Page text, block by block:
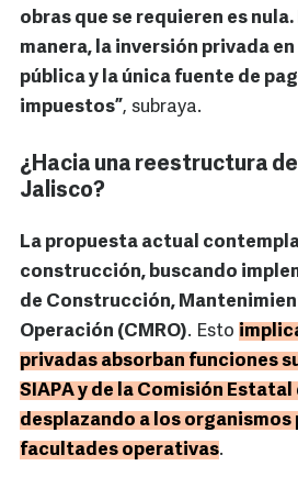
obras que se requieren es
manera, la inversión privada
pública y la única fuente de
impuestos”, subraya.
¿Hacia una reestructura
Jalisco?
La propuesta actual
construcción, buscando
de Construcción,
Operación (CMRO). Esto
privadas absorban funciones
SIAPA y de la Comisión Estatal
desplazando a los organismos
facultades operativas.